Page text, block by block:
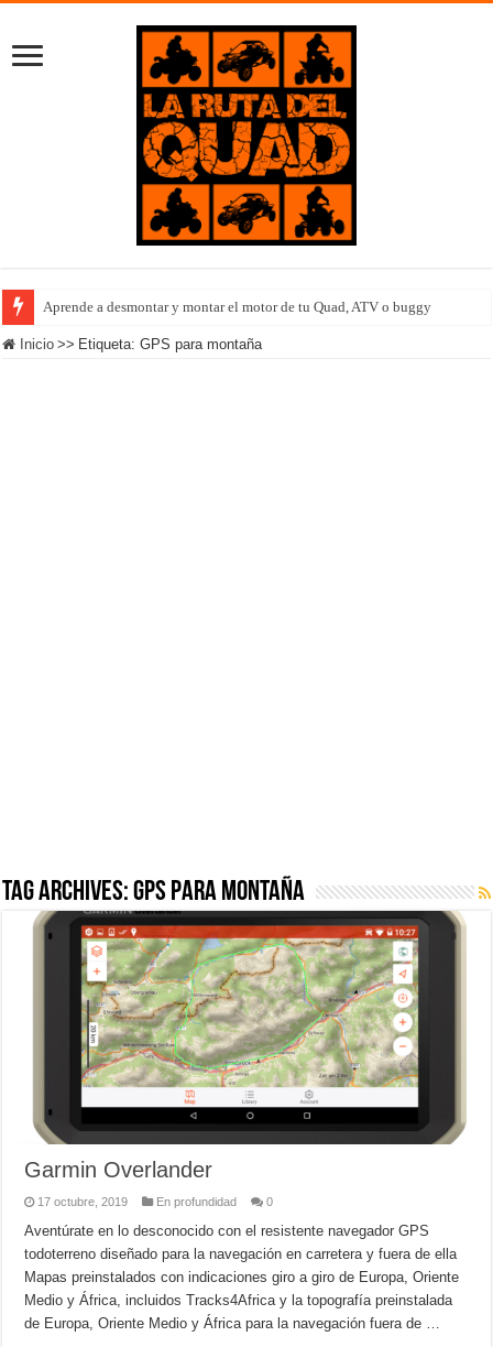
Aprende a desmontar y montar el motor de tu Quad, ATV o buggy
Inicio >> Etiqueta:GPS para montaña
Tag Archives:GPS para montaña
Garmin Overlander
17 octubre, 2019 En profundidad 0
Aventúrate en lo desconocido con el resistente navegador GPS
todoterreno diseñado para la navegación en carretera y fuera de ella
Mapas preinstalados con indicaciones giro a giro de Europa, Oriente
Medio y África, incluidos Tracks4Africa y la topografía preinstalada
de Europa, Oriente Medio y África para la navegación fuera de …